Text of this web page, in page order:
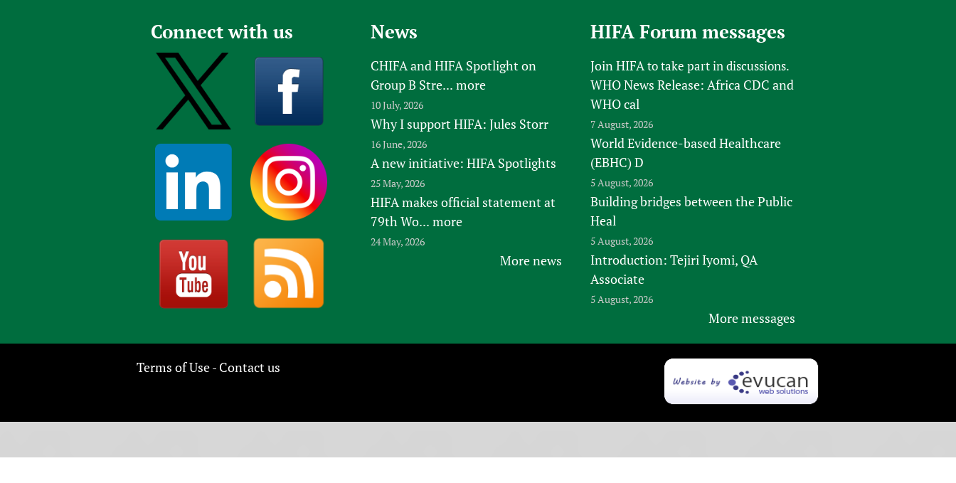
Connect with us News
CHIFA and HIFA Spotlight on
Group B Stre... more
10 July, 2026
Why I support HIFA: Jules Storr
16 June, 2026
A new initiative: HIFA Spotlights
25 May, 2026
HIFA makes official statement at
79th Wo... more
24 May, 2026
More news
HIFA Forum messages
Join HIFAto take part in discussions.
WHO News Release: Africa CDC and
WHO cal
7 August, 2026
World Evidence-based Healthcare
(EBHC) D
5 August, 2026
Building bridges between the Public
Heal
5 August, 2026
Introduction: Tejiri Iyomi, QA
Associate
5 August, 2026
More messages
Terms of Use- Contact us